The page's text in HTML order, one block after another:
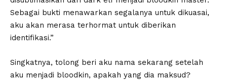
Sebagai bukti menawarkan segalanya untuk dikuasai,
aku akan merasa terhormat untuk diberikan
identifikasi.”
Singkatnya, tolong beri aku nama sekarang setelah
aku menjadi bloodkin, apakah yang dia maksud?